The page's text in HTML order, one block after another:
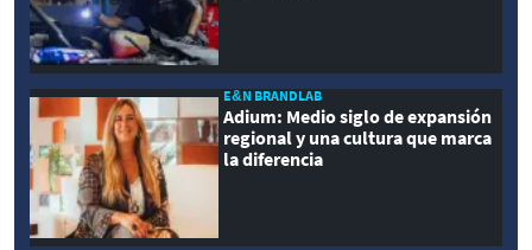
E&N BRANDLAB
Adium: Medio siglo de expansión
regional y una cultura que marca
la diferencia